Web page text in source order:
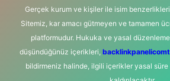
Gerçek kurum ve kişiler ile isim
Sitemiz, kar amacı gütmeyen ve tamamen
platformudur. Hukuka ve yasal
düşündüğünüz içerikleri,
bildirmeniz halinde, ilgili içerikler yasal